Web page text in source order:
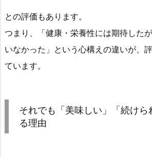
との評価もあります。
つまり、「健康・栄養性には期待した
いなかった」という心構えの違いが、
ています。
それでも「美味しい」「続けら
る理由